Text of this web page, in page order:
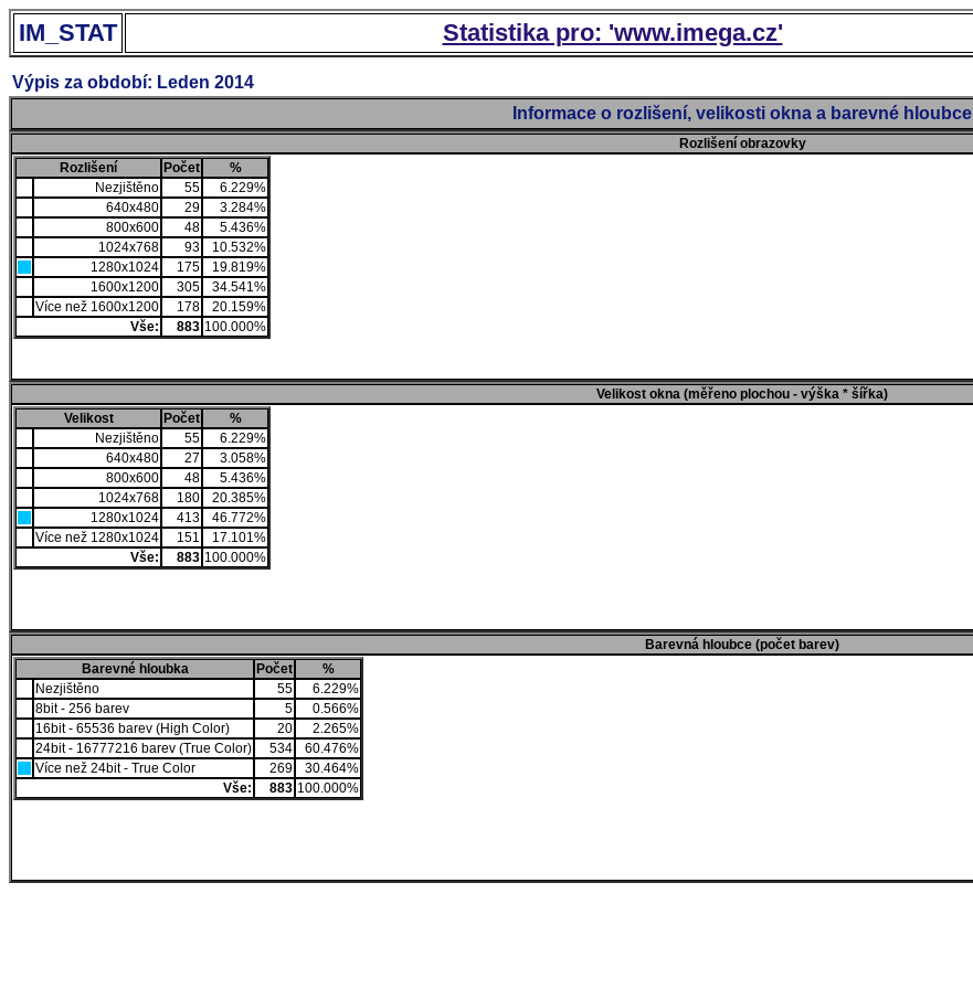
IM_STAT Statistika pro: 'www.imega.cz'
Výpis za období: Leden 2014
Informace o rozlišení, velikosti okna a barevné hloubce
Rozlišení obrazovky
Rozlišení
Počet
%
Nezjištěno
55
6.229%
640x480
29
3.284%
800x600
48
5.436%
1024x768
93
10.532%
1280x1024
175
19.819%
1600x1200
305
34.541%
Více než 1600x1200
178
20.159%
Vše:
883 100.000%
Velikost okna (měřeno plochou - výška * šířka)
Velikost
Počet
%
Nezjištěno
55
6.229%
640x480
27
3.058%
800x600
48
5.436%
1024x768
180
20.385%
1280x1024
413
46.772%
Více než 1280x1024
151
17.101%
Vše:
883 100.000%
Barevná hloubce (počet barev)
Barevné hloubka
Počet
%
Nezjištěno
55
6.229%
8bit - 256 barev
5
0.566%
16bit - 65536 barev (High Color)
20
2.265%
24bit - 16777216 barev (True Color)
534
60.476%
Více než 24bit - True Color
269
30.464%
Vše:
883 100.000%